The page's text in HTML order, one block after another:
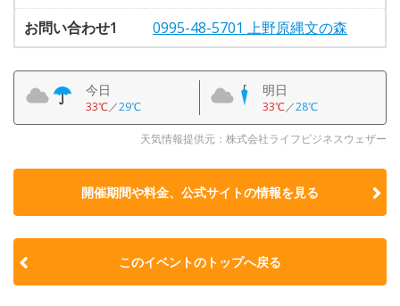
お問い合わせ1
0995-48-5701 上野原縄文の森
今日
33℃／29℃
明日
33℃／28℃
天気情報提供元：株式会社ライフビジネスウェザー
開催期間や料金、公式サイトの情報を見る
このイベントのトップへ戻る